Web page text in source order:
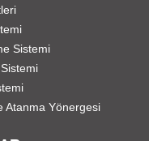
Sistemi
Atanma Yönergesi